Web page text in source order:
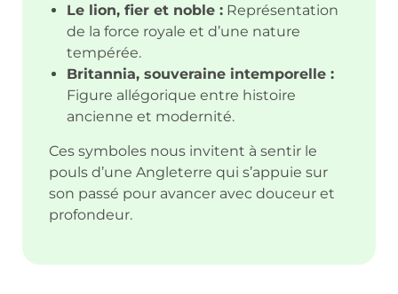
Le lion, fier et noble : Représentation
de la force royale et d’une nature
tempérée.
Britannia, souveraine intemporelle :
Figure allégorique entre histoire
ancienne et modernité.
Ces symboles nous invitent à sentir le
pouls d’une Angleterre qui s’appuie sur
son passé pour avancer avec douceur et
profondeur.